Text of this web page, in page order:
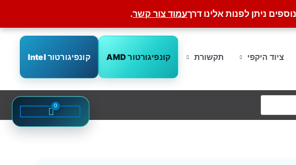
ניתן לפנות אלינו דרךעמוד צור קשר.
ציוד היקפי תקשורת קונפיגורטור AMD קונפיגורטור Intel